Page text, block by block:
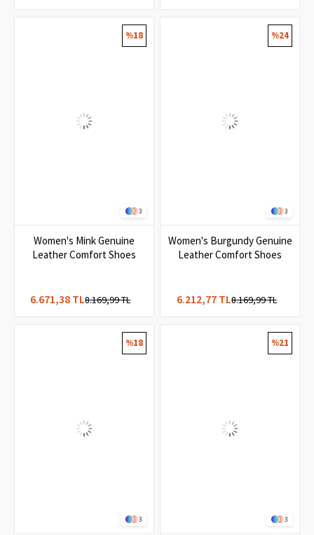
3
Women's Mink Genuine
Leather Comfort Shoes
6.671,38 TL8.169,99 TL
%18
3
Women's Burgundy Genuine
Leather Comfort Shoes
6.212,77 TL8.169,99 TL
%24
3
%18
3
%21